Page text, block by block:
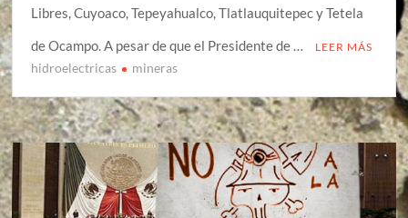
Libres, Cuyoaco, Tepeyahualco, Tlatlauquitepec y Tetela
de Ocampo. A pesar de que el Presidente de …
LEER MÁS
hidroelectricas mineras